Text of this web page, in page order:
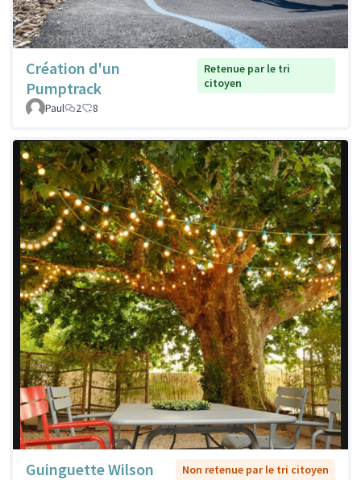
Création d'un
Pumptrack
Retenue par le tri
citoyen
Paul
2 8
Guinguette Wilson
Non retenue par le tri citoyen